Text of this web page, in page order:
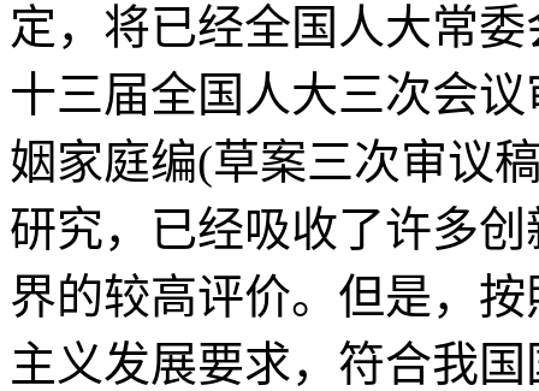
定，将已经全国人大常
十三届全国人大三次会
姻家庭编(草案三次审议
研究，已经吸收了许多
界的较高评价。但是，
主义发展要求，符合我